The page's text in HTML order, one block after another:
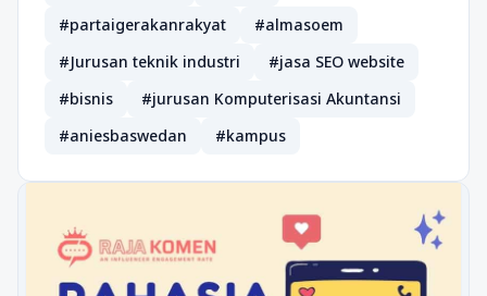
#partaigerakanrakyat
#almasoem
#Jurusan teknik industri
#jasa SEO website
#bisnis
#jurusan Komputerisasi Akuntansi
#aniesbaswedan
#kampus